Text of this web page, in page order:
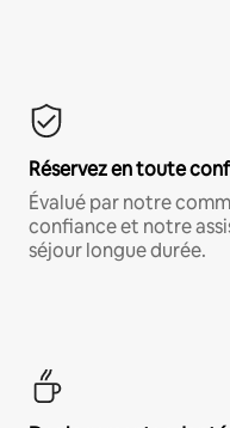
Réservez en toute
Évalué par notre
confiance et notre
séjour longue durée.